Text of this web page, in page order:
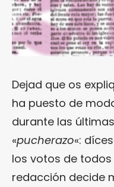
Dejad que os
ha puesto de
durante las
«pucherazo«:
los votos de
redacción decide